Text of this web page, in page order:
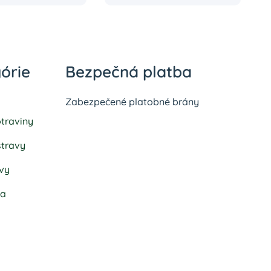
Bezpečná platba
Zabezpečené platobné brány